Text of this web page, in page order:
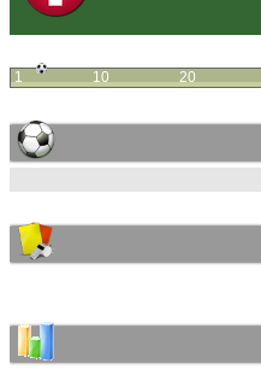
1 10 20